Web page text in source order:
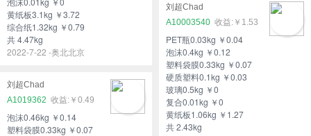
黄纸板3.1kg ￥3.72
综合纸1.32kg ￥0.79
共 4.47kg
2022-7-22 -奥北北京
刘超Chad
A10003540
￥1.53
PET瓶0.03kg ￥0.04
泡沫0.4kg ￥0.12
塑料袋膜0.33kg ￥0.07
硬质塑料0.1kg ￥0.03
玻璃0.5kg ￥0
复合0.01kg ￥0
黄纸板1.06kg ￥1.27
共 2.43kg
刘超Chad
A1019362
￥0.49
泡沫0.46kg ￥0.14
塑料袋膜0.33kg ￥0.07